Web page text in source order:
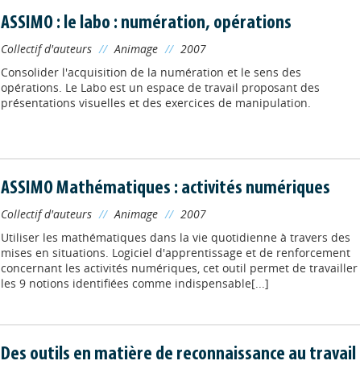
ASSIMO : le labo : numération, opérations
Collectif d'auteurs // Animage // 2007
Consolider l'acquisition de la numération et le sens des
opérations. Le Labo est un espace de travail proposant des
présentations visuelles et des exercices de manipulation.
ASSIMO Mathématiques : activités numériques
Collectif d'auteurs // Animage // 2007
Utiliser les mathématiques dans la vie quotidienne à travers des
mises en situations. Logiciel d'apprentissage et de renforcement
concernant les activités numériques, cet outil permet de travailler
les 9 notions identifiées comme indispensable[...]
Des outils en matière de reconnaissance au travail